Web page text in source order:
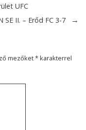
UFC
SE II. – Erőd FC 3-7
→
mezőket*karakterrel